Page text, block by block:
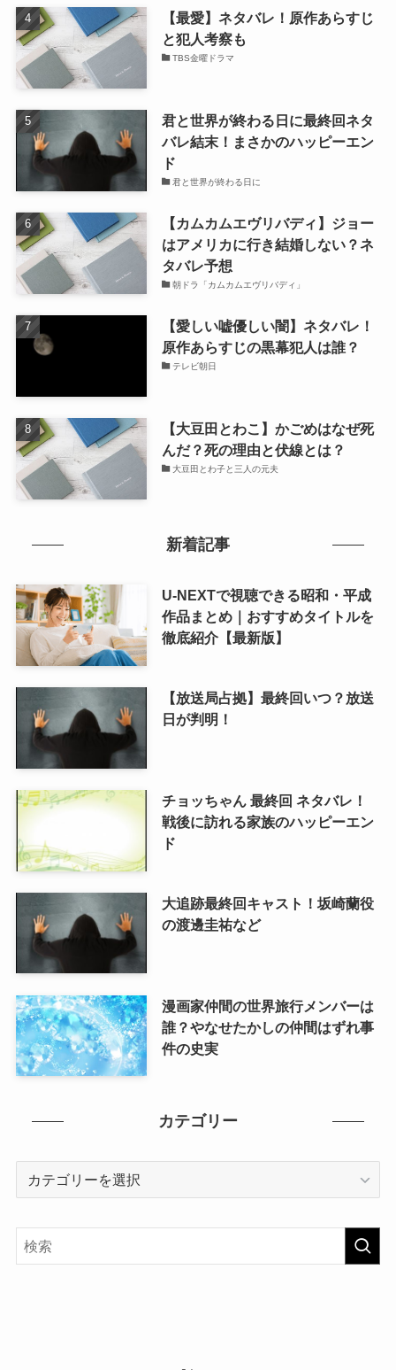
【最愛】ネタバレ！原作あらすじ
と犯人考察も
TBS金曜ドラマ
君と世界が終わる日に最終回ネタ
バレ結末！まさかのハッピーエン
ド
君と世界が終わる日に
【カムカムエヴリバディ】ジョー
はアメリカに行き結婚しない？ネ
タバレ予想
朝ドラ「カムカムエヴリバディ」
【愛しい嘘優しい闇】ネタバレ！
原作あらすじの黒幕犯人は誰？
テレビ朝日
【大豆田とわこ】かごめはなぜ死
んだ？死の理由と伏線とは？
大豆田とわ子と三人の元夫
新着記事
U-NEXTで視聴できる昭和・平成
作品まとめ｜おすすめタイトルを
徹底紹介【最新版】
【放送局占拠】最終回いつ？放送
日が判明！
チョッちゃん 最終回 ネタバレ！
戦後に訪れる家族のハッピーエン
ド
大追跡最終回キャスト！坂崎蘭役
の渡邊圭祐など
漫画家仲間の世界旅行メンバーは
誰？やなせたかしの仲間はずれ事
件の史実
カテゴリー
リ